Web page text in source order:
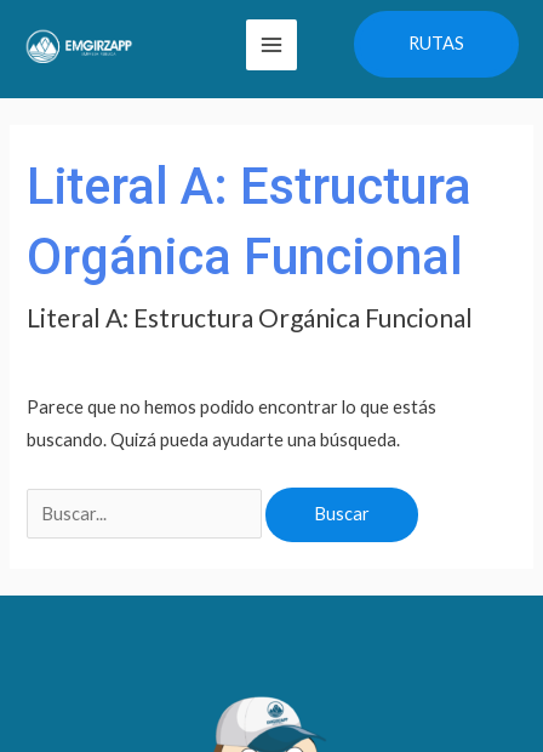
Main
Menu
RUTAS
Literal A: Estructura
Orgánica Funcional
Literal A: Estructura Orgánica Funcional
Parece que no hemos podido encontrar lo que estás
buscando. Quizá pueda ayudarte una búsqueda.